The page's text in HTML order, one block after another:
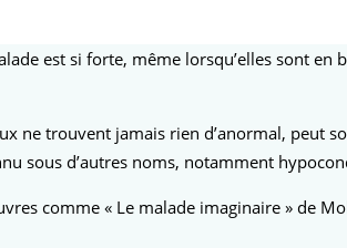
est si forte, même lorsqu’elles sont en
ne trouvent jamais rien d’anormal, peut
sous d’autres noms, notamment
comme « Le malade imaginaire » de